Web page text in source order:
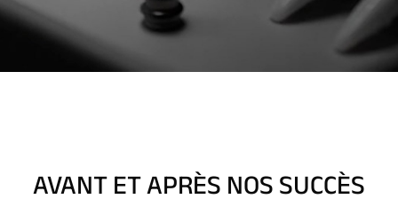
AVANT ET APRÈS NOS SUCCÈS